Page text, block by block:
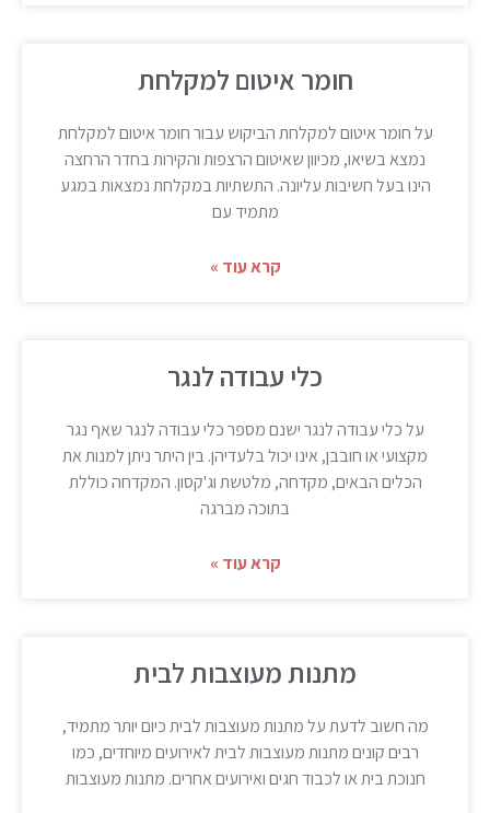
חומר איטום למקלחת
על חומר איטום למקלחת הביקוש עבור חומר איטום למקלחת
נמצא בשיאו, מכיוון שאיטום הרצפות והקירות בחדר הרחצה
הינו בעל חשיבות עליונה. התשתיות במקלחת נמצאות במגע
מתמיד עם
קרא עוד »
כלי עבודה לנגר
על כלי עבודה לנגר ישנם מספר כלי עבודה לנגר שאף נגר
מקצועי או חובבן, אינו יכול בלעדיהן. בין היתר ניתן למנות את
הכלים הבאים, מקדחה, מלטשת וג'קסון. המקדחה כוללת
בתוכה מברגה
קרא עוד »
מתנות מעוצבות לבית
מה חשוב לדעת על מתנות מעוצבות לבית כיום יותר מתמיד,
רבים קונים מתנות מעוצבות לבית לאירועים מיוחדים, כמו
חנוכת בית או לכבוד חגים ואירועים אחרים. מתנות מעוצבות